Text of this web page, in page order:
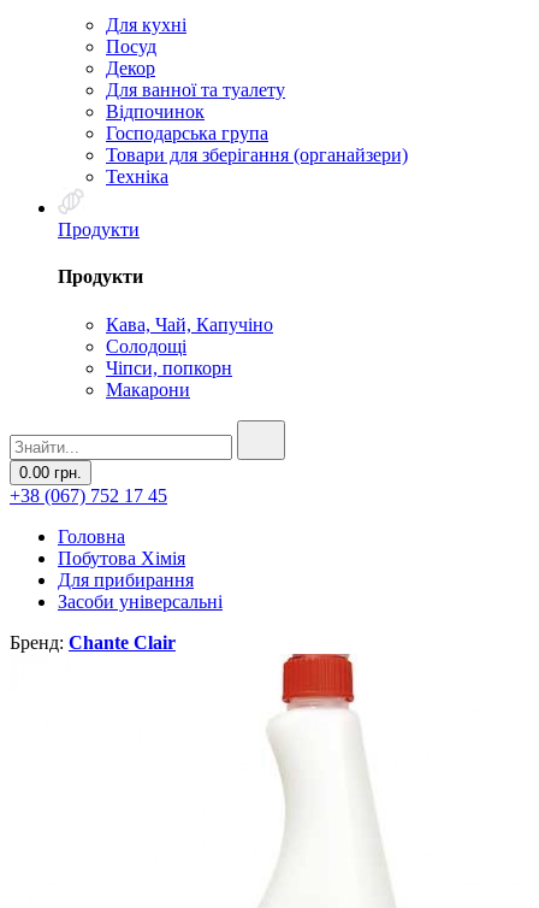
Для кухні
Посуд
Декор
Для ванної та туалету
Відпочинок
Господарська група
Товари для зберігання (органайзери)
Техніка
Продукти
Продукти
Кава, Чай, Капучіно
Солодощі
Чіпси, попкорн
Макарони
0.00 грн.
+38 (067) 752 17 45
Головна
Побутова Хімія
Для прибирання
Засоби універсальні
Бренд: Chante Clair